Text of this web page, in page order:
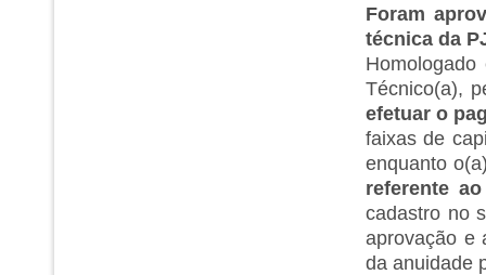
Foram
técnica da
Técnico(a),
efetuar o
faixas de
enquanto
referente
cadastro no
aprovação e
da anuidade